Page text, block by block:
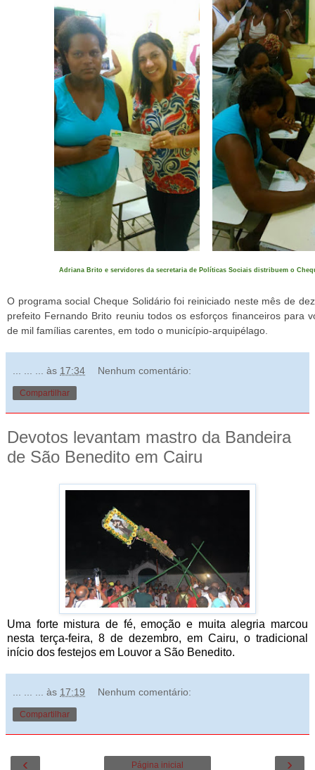
Adriana Brito e servidores da secretaria de Políticas Sociais distribuem o
O programa social Cheque Solidário foi reiniciado neste mês de
prefeito Fernando Brito reuniu todos os esforços financeiros para
de mil famílias carentes, em todo o município-arquipélago.
às 17:34 Nenhum comentário:
Compartilhar
Devotos levantam mastro da Bandeira
de São Benedito em Cairu
Uma forte mistura de fé, emoção e muita alegria marcou
nesta terça-feira, 8 de dezembro, em Cairu, o tradicional
início dos festejos em Louvor a São Benedito.
às 17:19 Nenhum comentário:
Compartilhar
‹ ›
Página inicial